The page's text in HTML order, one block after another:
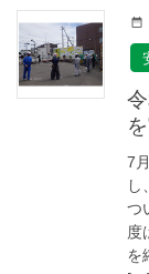
7
し
つ
度
を